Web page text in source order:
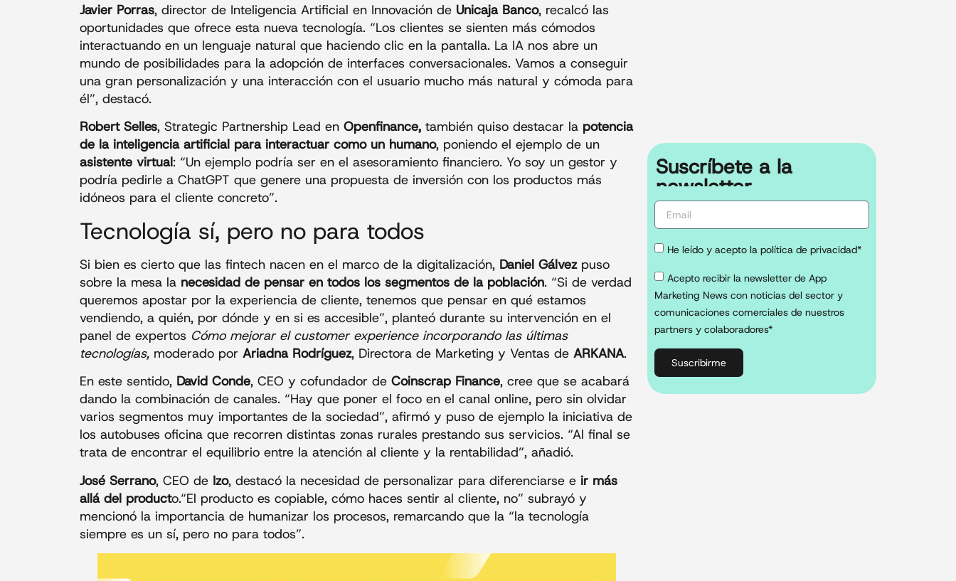
Javier Porras, director de Inteligencia Artificial en Innovación de Unicaja Banco, recalcó las
oportunidades que ofrece esta nueva tecnología. “Los clientes se sienten más cómodos
interactuando en un lenguaje natural que haciendo clic en la pantalla. La IA nos abre un
mundo de posibilidades para la adopción de interfaces conversacionales. Vamos a conseguir
una gran personalización y una interacción con el usuario mucho más natural y cómoda para
él”, destacó.
Robert Selles, Strategic Partnership Lead en Openfinance, también quiso destacar la potencia
de la inteligencia artificial para interactuar como un humano, poniendo el ejemplo de un
asistente virtual: “Un ejemplo podría ser en el asesoramiento financiero. Yo soy un gestor y
podría pedirle a ChatGPT que genere una propuesta de inversión con los productos más
idóneos para el cliente concreto”.
Tecnología sí, pero no para todos
Si bien es cierto que las fintech nacen en el marco de la digitalización, Daniel Gálvez puso
sobre la mesa la necesidad de pensar en todos los segmentos de la población. “Si de verdad
queremos apostar por la experiencia de cliente, tenemos que pensar en qué estamos
vendiendo, a quién, por dónde y en si es accesible”, planteó durante su intervención en el
panel de expertos Cómo mejorar el customer experience incorporando las últimas
tecnologías, moderado por Ariadna Rodríguez, Directora de Marketing y Ventas de ARKANA.
En este sentido, David Conde, CEO y cofundador de Coinscrap Finance, cree que se acabará
dando la combinación de canales. “Hay que poner el foco en el canal online, pero sin olvidar
varios segmentos muy importantes de la sociedad”, afirmó y puso de ejemplo la iniciativa de
los autobuses oficina que recorren distintas zonas rurales prestando sus servicios. “Al final se
trata de encontrar el equilibrio entre la atención al cliente y la rentabilidad”, añadió.
José Serrano, CEO de Izo, destacó la necesidad de personalizar para diferenciarse e ir más
allá del producto.“El producto es copiable, cómo haces sentir al cliente, no” subrayó y
mencionó la importancia de humanizar los procesos, remarcando que la “la tecnología
siempre es un sí, pero no para todos”.
Suscríbete a la
newsletter
He leído y acepto la política de privacidad*
Acepto recibir la newsletter de App
Marketing News con noticias del sector y
comunicaciones comerciales de nuestros
partners y colaboradores*
Suscribirme